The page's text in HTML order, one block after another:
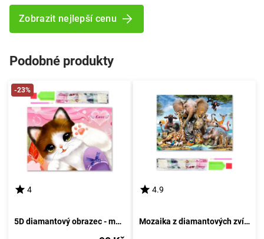
Zobrazit nejlepší cenu
Podobné produkty
-23%
4
5D diamantový obrazec - malé koťátko
4.9
Mozaika z diamantových zvířat africké savany